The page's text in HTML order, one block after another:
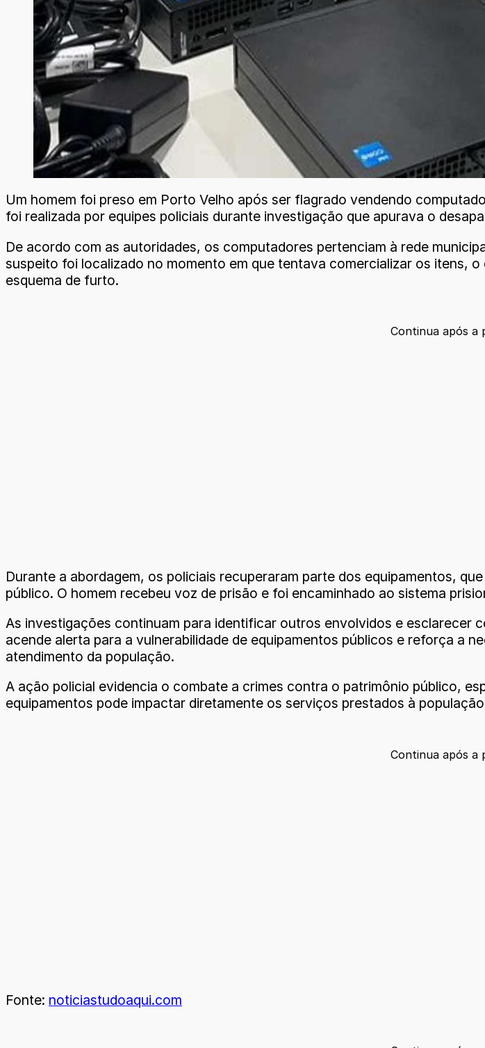
Um homem foi preso em Porto Velho após ser flagrado vendendo
foi realizada por equipes policiais durante investigação que apurava o
De acordo com as autoridades, os computadores pertenciam à rede
suspeito foi localizado no momento em que tentava comercializar os itens,
esquema de furto.
Continua após a
Durante a abordagem, os policiais recuperaram parte dos equipamentos,
público. O homem recebeu voz de prisão e foi encaminhado ao sistema
As investigações continuam para identificar outros envolvidos e esclarecer
acende alerta para a vulnerabilidade de equipamentos públicos e reforça a
atendimento da população.
A ação policial evidencia o combate a crimes contra o patrimônio público,
equipamentos pode impactar diretamente os serviços prestados à
Continua após a
Fonte: noticiastudoaqui.com